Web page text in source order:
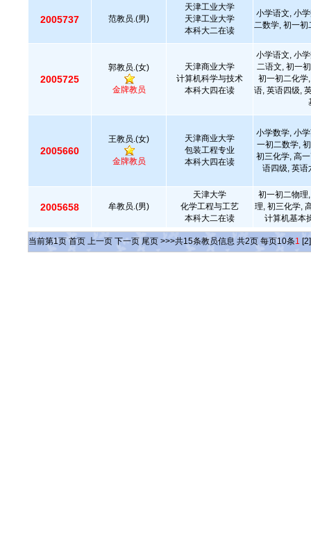
2005737 范教员.(男)
天津工业大学
天津工业大学
本科大二在读
小学语文, 小
二数学, 初一初
2005725
郭教员.(女)
金牌教员
天津商业大学
计算机科学与技术
本科大四在读
小学语文, 小
二语文, 初一
初一初二化学
语, 英语四级,
2005660
王教员.(女)
金牌教员
天津商业大学
包装工程专业
本科大四在读
小学数学, 小
一初二数学,
初三化学, 高
语四级, 英语
2005658 牟教员.(男)
天津大学
化学工程与工艺
本科大二在读
初一初二物理
理, 初三化学,
计算机基本
当前第1页 首页 上一页 下一页 尾页 >>>共15条教员信息 共2页 每页10条1 [2]